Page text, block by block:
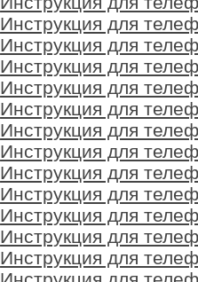
Инструкция для
Инструкция для
Инструкция для
Инструкция для
Инструкция для
Инструкция для
Инструкция для
Инструкция для
Инструкция для
Инструкция для
Инструкция для
Инструкция для